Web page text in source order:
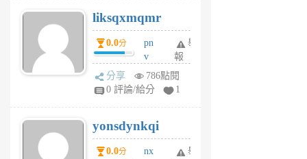
6
個
月
前
liksqxmqmr
0.0分
pn
v
wt
sv
6
個
月
舉
報
分享
786點閱
0 評論/給分
1
yonsdynkqi
0.0分
nx
舉